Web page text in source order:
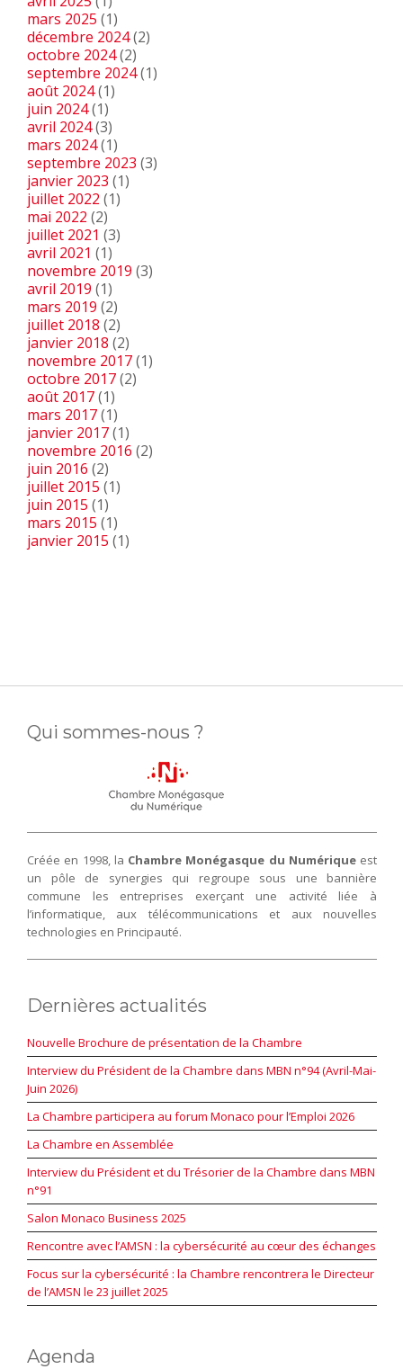
mars 2025 (1)
décembre 2024(2)
octobre 2024(2)
septembre 2024(1)
août 2024(1)
juin 2024(1)
avril 2024(3)
mars 2024(1)
septembre 2023 (3)
janvier 2023 (1)
juillet 2022 (1)
mai 2022 (2)
juillet 2021 (3)
avril 2021 (1)
novembre 2019 (3)
avril 2019 (1)
mars 2019 (2)
juillet 2018 (2)
janvier 2018 (2)
novembre 2017(1)
octobre 2017(2)
août 2017(1)
mars 2017(1)
janvier 2017(1)
novembre 2016 (2)
juin 2016 (2)
juillet 2015 (1)
juin 2015 (1)
mars 2015 (1)
janvier 2015 (1)
Qui sommes-nous ?
Créée en 1998, la Chambre Monégasque du Numériqueest
un pôle de synergies qui regroupe sous une bannière
commune les entreprises exerçant une activité liée à
l’informatique, aux télécommunications et aux nouvelles
technologies en Principauté.
Dernières actualités
Nouvelle Brochure de présentation de la Chambre
Interview du Président de la Chambre dans MBN n°94 (Avril-Mai-
Juin 2026)
La Chambre participera au forum Monaco pour l’Emploi 2026
La Chambre en Assemblée
Interview du Président et du Trésorier de la Chambre dans MBN
n°91
Salon Monaco Business 2025
Rencontre avec l’AMSN : la cybersécurité au cœur des échanges
Focus sur la cybersécurité : la Chambre rencontrera le Directeur
de l’AMSN le 23 juillet 2025
Agenda